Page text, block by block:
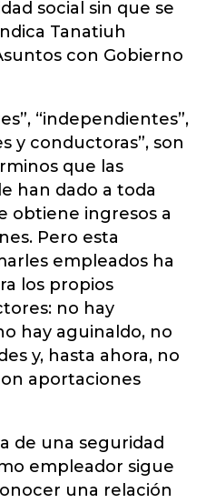
social sin que se
Tanatiuh
con Gobierno
“independientes”,
y conductoras”, son
que las
han dado a toda
obtiene ingresos a
Pero esta
empleados ha
los propios
no hay
hay aguinaldo, no
y, hasta ahora, no
aportaciones
de una seguridad
empleador sigue
una relación